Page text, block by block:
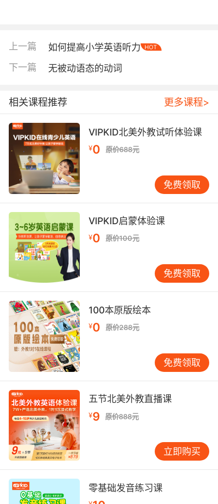
上一篇 如何提高小学英语听力 HOT
下一篇 无被动语态的动词
相关课程推荐 更多课程>
VIPKID北美外教试听体验课
¥0 原价688元
免费领取
VIPKID启蒙体验课
¥0 原价100元
免费领取
100本原版绘本
¥0 原价288元
免费领取
五节北美外教直播课
¥9 原价888元
立即购买
零基础发音练习课